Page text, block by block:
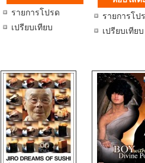
รายการโปรด
เปรียบเทียบ
รายการโป
เปรียบเทียบ